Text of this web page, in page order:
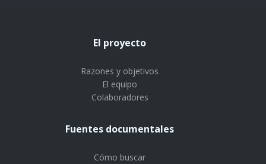
El proyecto
Razones y objetivos
El equipo
Colaboradores
Fuentes documentales
Cómo buscar